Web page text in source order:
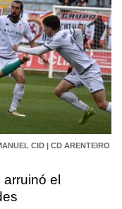
CID | CD ARENTEIRO
el